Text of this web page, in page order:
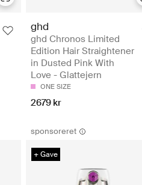
ghd
ghd Chronos Limited
Edition Hair Straightener
in Dusted Pink With
Love - Glattejern
ONE SIZE
2679 kr
sponsoreret
+ Gave